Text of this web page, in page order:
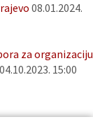
08.01.2024.
za organizaciju
04.10.2023. 15:00